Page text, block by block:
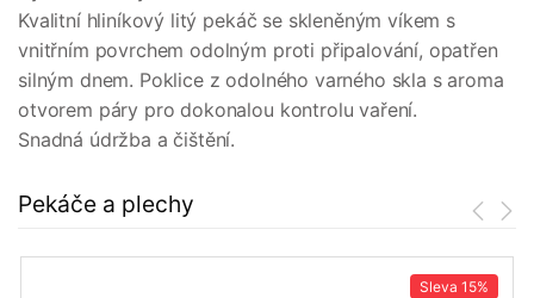
Kvalitní hliníkový litý pekáč se skleněným víkem s
vnitřním povrchem odolným proti připalování, opatřen
silným dnem. Poklice z odolného varného skla s aroma
otvorem páry pro dokonalou kontrolu vaření.
Snadná údržba a čištění.
Pekáče a plechy
Sleva 15%